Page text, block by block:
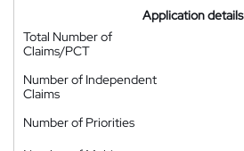
Application details
Total Number of
Claims/PCT
Number of Independent
Claims
Number of Priorities